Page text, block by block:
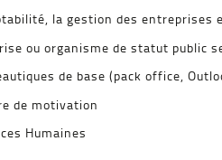
la gestion des
ou organisme de statut public
de base (pack office,
de motivation
Humaines